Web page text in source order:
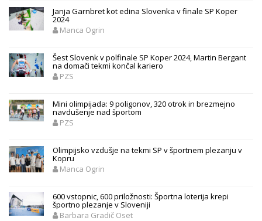
Janja Garnbret kot edina Slovenka v finale SP Koper
2024
Manca Ogrin
Šest Slovenk v polfinale SP Koper 2024, Martin Bergant
na domači tekmi končal kariero
PZS
Mini olimpijada: 9 poligonov, 320 otrok in brezmejno
navdušenje nad športom
PZS
Olimpijsko vzdušje na tekmi SP v športnem plezanju v
Kopru
Manca Ogrin
600 vstopnic, 600 priložnosti: Športna loterija krepi
športno plezanje v Sloveniji
Barbara Gradič Oset